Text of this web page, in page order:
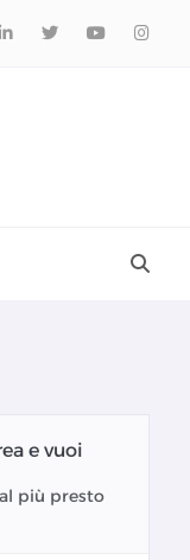
e vuoi
più presto